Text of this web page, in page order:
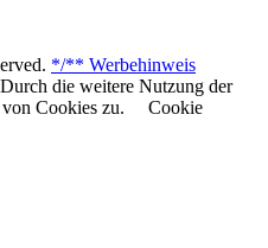
*/** Werbehinweis
die weitere Nutzung der
Cookies zu.
Cookie